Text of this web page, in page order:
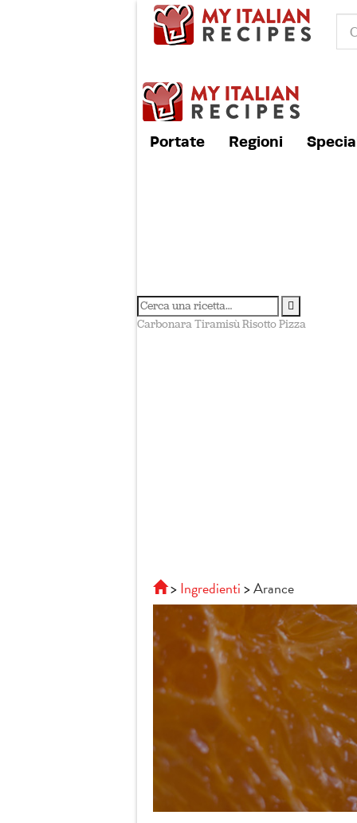
Portate Regioni
CarbonaraTiramisùRisottoPizza
Ingredienti Arance